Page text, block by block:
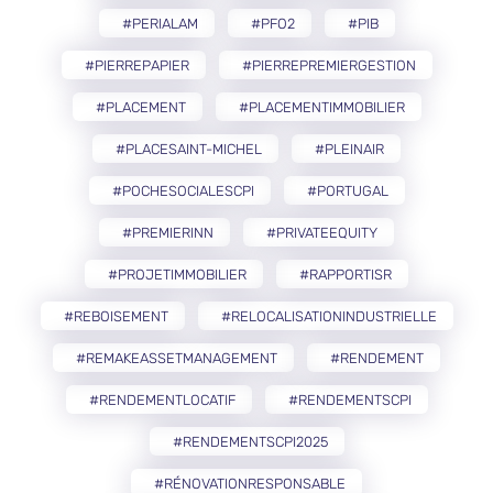
#PERIALAM #PFO2 #PIB
#PIERREPAPIER #PIERREPREMIERGESTION
#PLACEMENT #PLACEMENTIMMOBILIER
#PLACESAINT-MICHEL #PLEINAIR
#POCHESOCIALESCPI #PORTUGAL
#PREMIERINN #PRIVATEEQUITY
#PROJETIMMOBILIER #RAPPORTISR
#REBOISEMENT #RELOCALISATIONINDUSTRIELLE
#REMAKEASSETMANAGEMENT #RENDEMENT
#RENDEMENTLOCATIF #RENDEMENTSCPI
#RENDEMENTSCPI2025
#RÉNOVATIONRESPONSABLE